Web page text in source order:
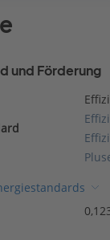
und Förderung